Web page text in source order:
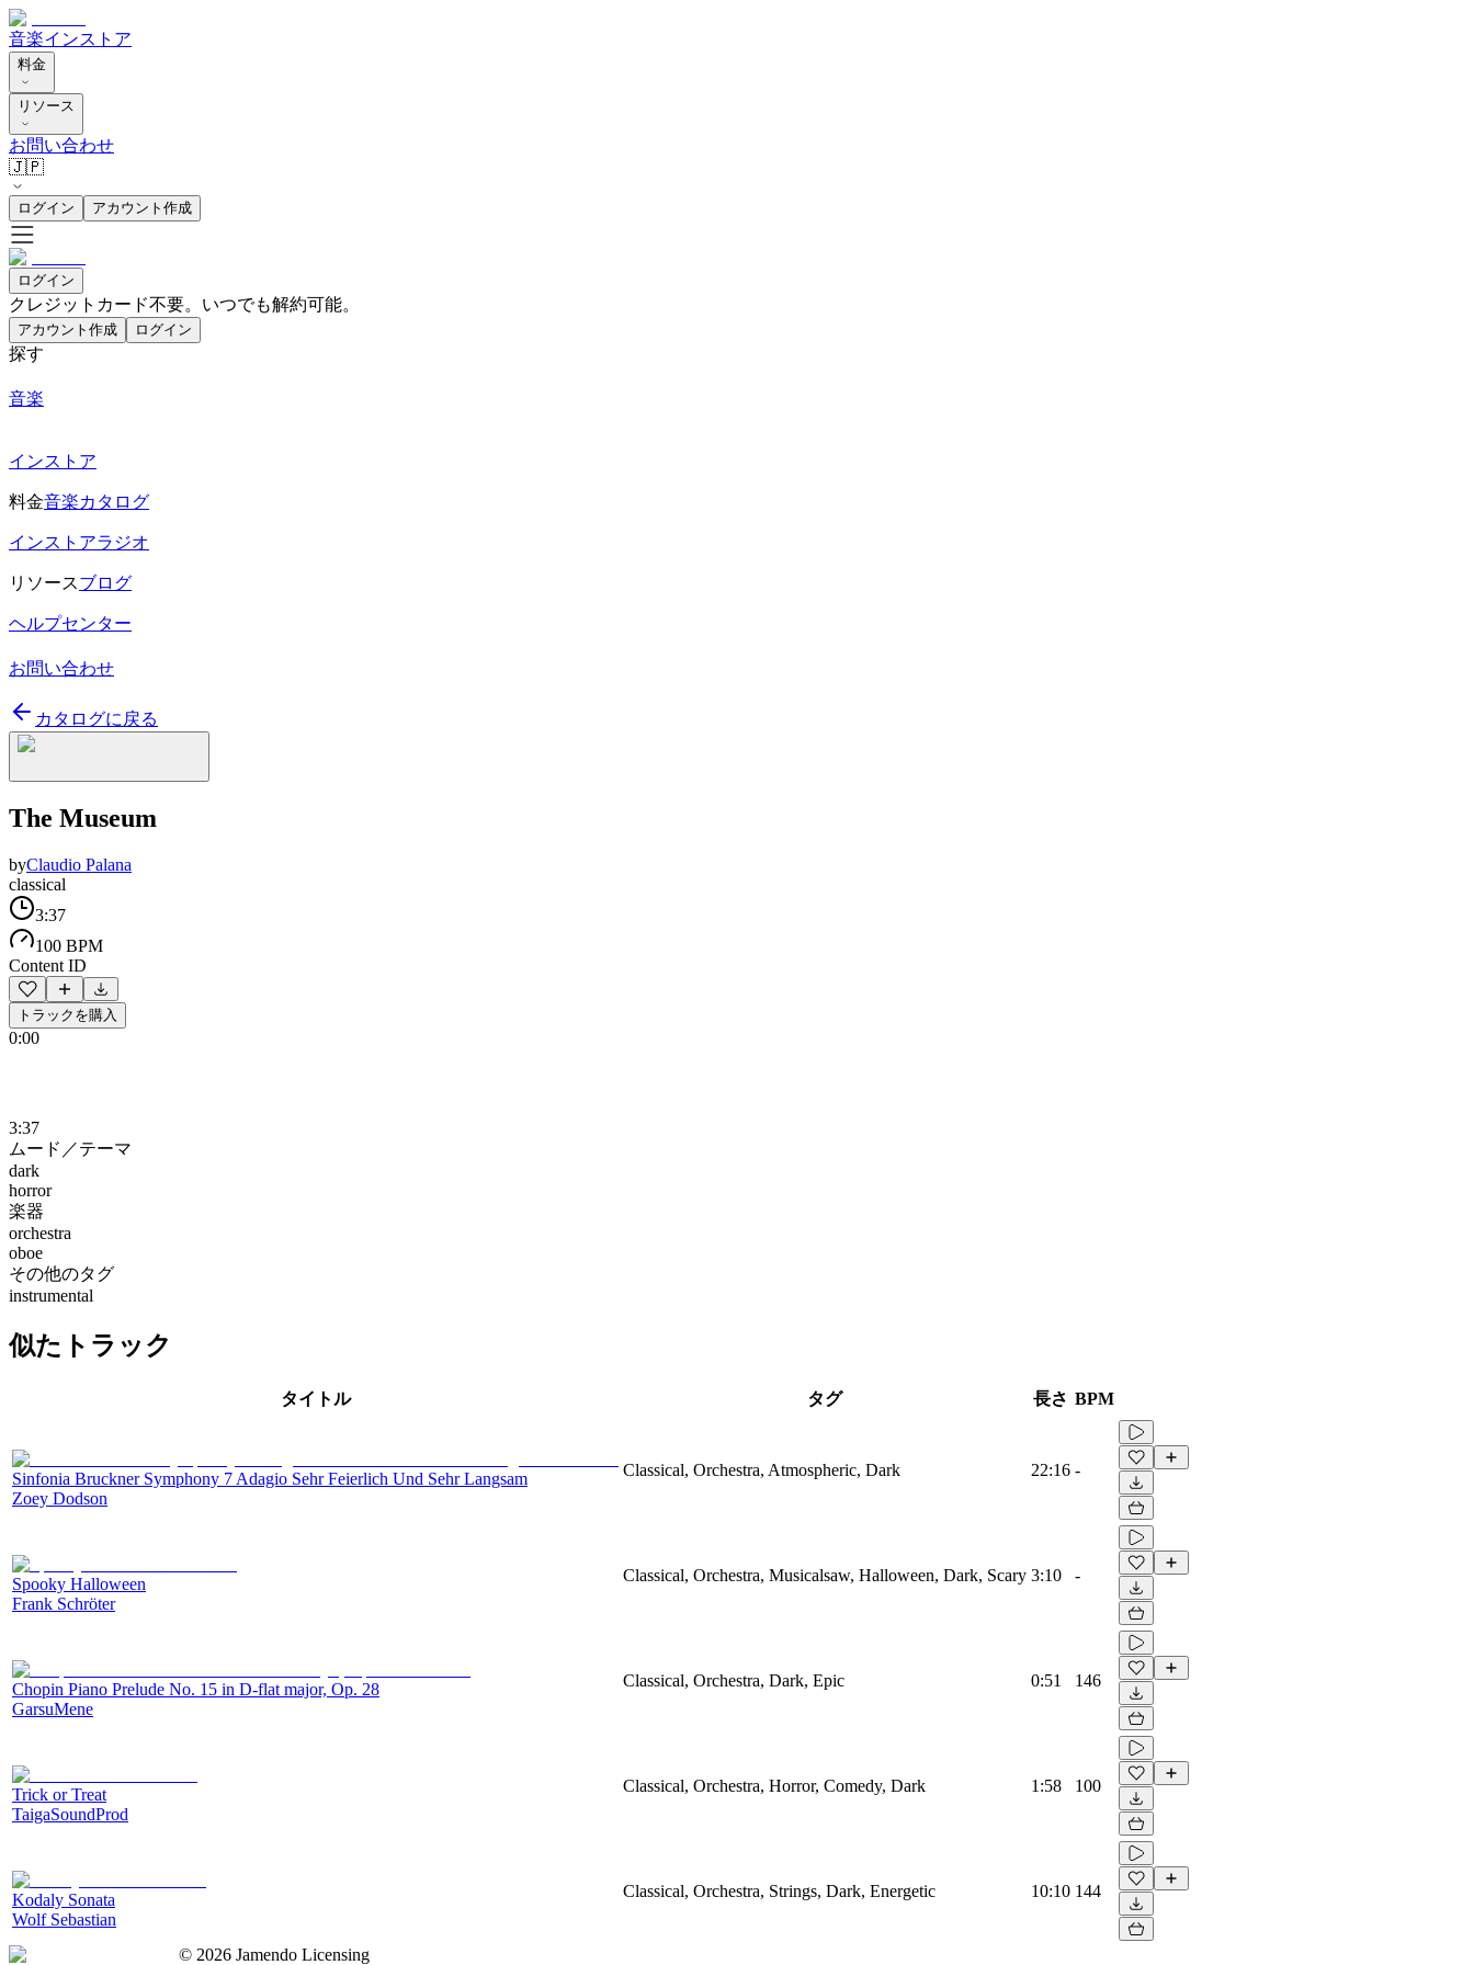
音楽インストア
料金
リソース
お問い合わせ
🇯🇵
ログイン アカウント作成
ログイン
クレジットカード不要。いつでも解約可能。
アカウント作成 ログイン
探す
音楽
インストア
料金音楽カタログ
インストアラジオ
リソースブログ
ヘルプセンター
お問い合わせ
カタログに戻る
The Museum
byClaudio Palana
classical
3:37
100 BPM
Content ID
トラックを購入
0:00
3:37
ムード／テーマ
dark
horror
楽器
orchestra
oboe
その他のタグ
instrumental
似たトラック
タイトル タグ 長さ BPM
Sinfonia Bruckner Symphony 7 Adagio Sehr Feierlich Und Sehr Langsam
Zoey Dodson
Classical, Orchestra, Atmospheric, Dark 22:16 -
Spooky Halloween
Frank Schröter
Classical, Orchestra, Musicalsaw, Halloween, Dark, Scary 3:10 -
Chopin Piano Prelude No. 15 in D-flat major, Op. 28
GarsuMene
Classical, Orchestra, Dark, Epic 0:51 146
Trick or Treat
TaigaSoundProd
Classical, Orchestra, Horror, Comedy, Dark 1:58 100
Kodaly Sonata
Wolf Sebastian
Classical, Orchestra, Strings, Dark, Energetic 10:10 144
© 2026 Jamendo Licensing